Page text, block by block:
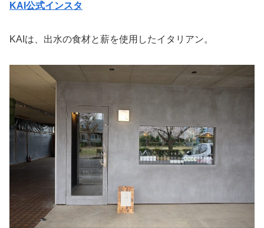
KAI公式インスタ
KAIは、出水の食材と薪を使用したイタリアン。